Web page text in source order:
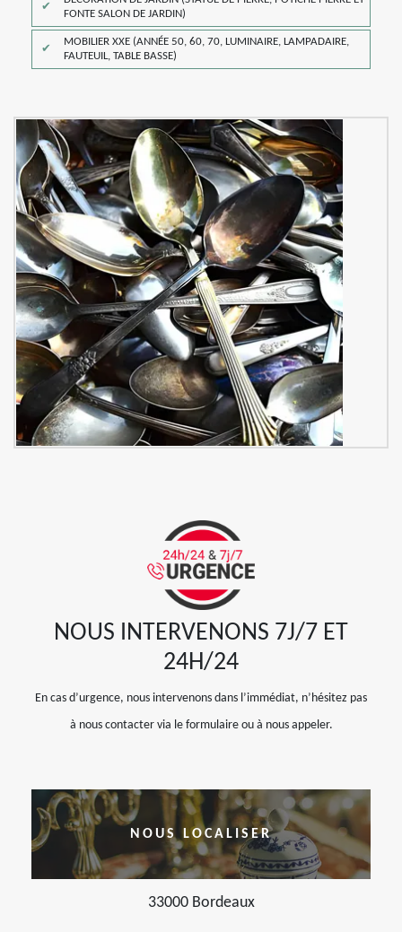
FONTE SALON DE JARDIN)
MOBILIER XXE (ANNÉE 50, 60, 70, LUMINAIRE, LAMPADAIRE,
FAUTEUIL, TABLE BASSE)
NOUS INTERVENONS 7J/7 ET
24H/24
En cas d’urgence, nous intervenons dans l’immédiat, n’hésitez pas
à nous contacter via le formulaire ou à nous appeler.
NOUS LOCALISER
33000 Bordeaux